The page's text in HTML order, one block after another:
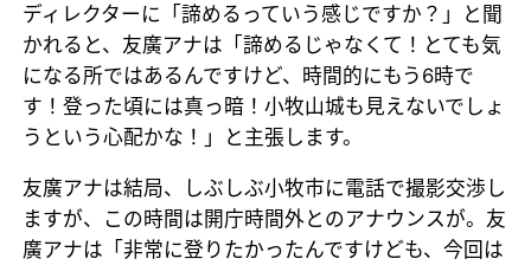
ディレクターに「諦めるっていう感じですか？」と聞
かれると、友廣アナは「諦めるじゃなくて！とても気
になる所ではあるんですけど、時間的にもう6時で
す！登った頃には真っ暗！小牧山城も見えないでしょ
うという心配かな！」と主張します。
友廣アナは結局、しぶしぶ小牧市に電話で撮影交渉し
ますが、この時間は開庁時間外とのアナウンスが。友
廣アナは「非常に登りたかったんですけども、今回は